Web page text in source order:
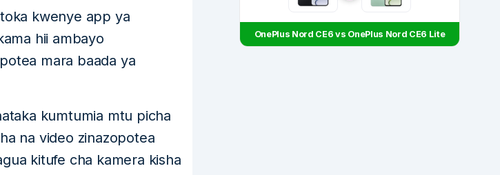
kwenye app ya
hii ambayo
mara baada ya
kumtumia mtu picha
na video zinazopotea
kitufe cha kamera kisha
OnePlus Nord CE6 vs OnePlus Nord CE6 Lite